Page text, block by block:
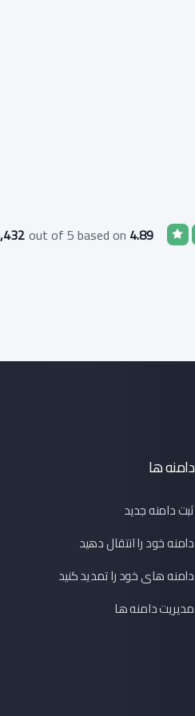
4.89
reviews
دامنه ها
ثبت دامنه جدید
دامنه خود را انتقال دهید
دامنه های خود را تمدید کنید
مدیریت دامنه ها